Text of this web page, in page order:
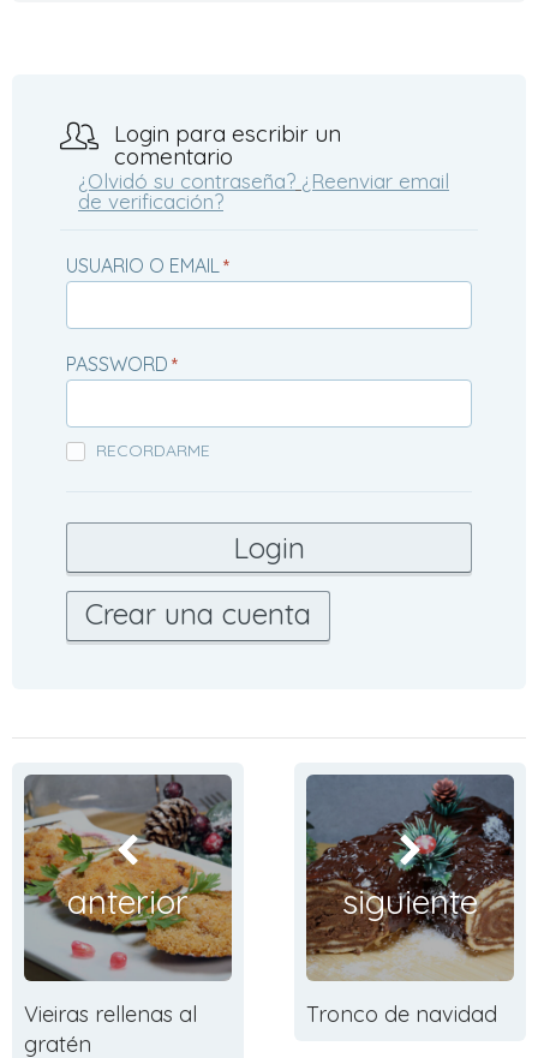
Login para escribir un
comentario
¿Olvidó su contraseña? ¿Reenviar email
de verificación?
USUARIO O EMAIL *
PASSWORD *
RECORDARME
Crear una cuenta
anterior
Vieiras rellenas al
gratén
siguiente
Tronco de navidad